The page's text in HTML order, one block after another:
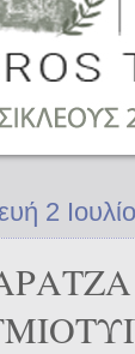
2